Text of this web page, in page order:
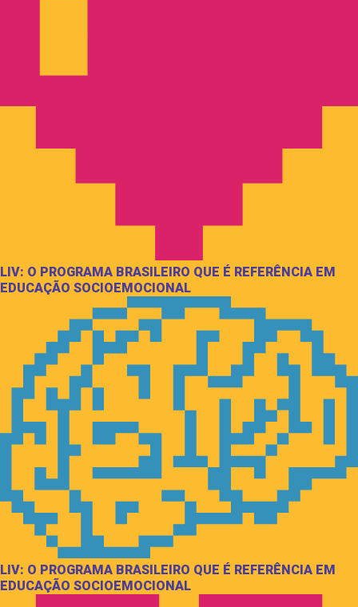
LIV: O PROGRAMA BRASILEIRO QUE É REFERÊNCIA EM
EDUCAÇÃO SOCIOEMOCIONAL
LIV: O PROGRAMA BRASILEIRO QUE É REFERÊNCIA EM
EDUCAÇÃO SOCIOEMOCIONAL